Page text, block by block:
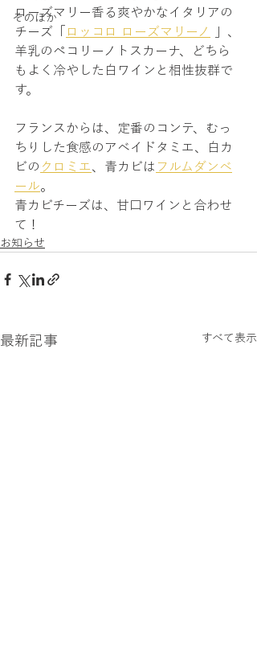
そのほか
ローズマリー香る爽やかなイタリアの
チーズ「
ロッコロ ローズマリーノ
」、
羊乳のペコリーノトスカーナ、どちら
もよく冷やした白ワインと相性抜群で
す。
フランスからは、定番のコンテ、むっ
ちりした食感のアベイドタミエ、白カ
ビの クロミエ、青カビは フルムダンベ
ール。
青カビチーズは、甘口ワインと合わせ
て！
お知らせ
最新記事 すべて表示